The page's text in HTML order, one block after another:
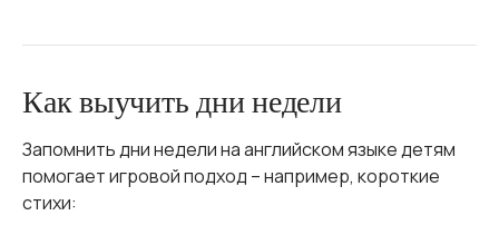
Как выучить дни недели
Запомнить дни недели на английском языке детям
помогает игровой подход – например, короткие
стихи: